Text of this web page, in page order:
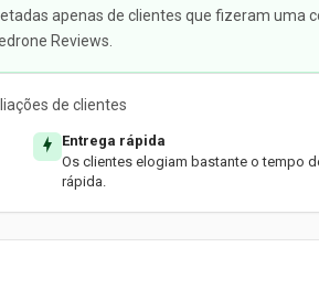
apenas de clientes que fizeram
Reviews.
de clientes
Entrega rápida
Os clientes elogiam bastante o tempo
rápida.